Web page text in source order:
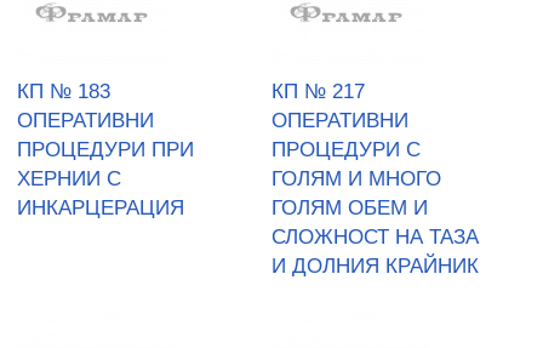
КП № 183
ОПЕРАТИВНИ
ПРОЦЕДУРИ ПРИ
ХЕРНИИ С
ИНКАРЦЕРАЦИЯ
КП № 217
ОПЕРАТИВНИ
ПРОЦЕДУРИ С
ГОЛЯМ И МНОГО
ГОЛЯМ ОБЕМ И
СЛОЖНОСТ НА ТАЗА
И ДОЛНИЯ КРАЙНИК